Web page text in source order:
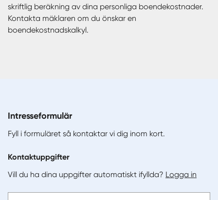
skriftlig beräkning av dina personliga boendekostnader.
Kontakta mäklaren om du önskar en
boendekostnadskalkyl.
Intresseformulär
Fyll i formuläret så kontaktar vi dig inom kort.
Kontaktuppgifter
Vill du ha dina uppgifter automatiskt ifyllda? Logga in